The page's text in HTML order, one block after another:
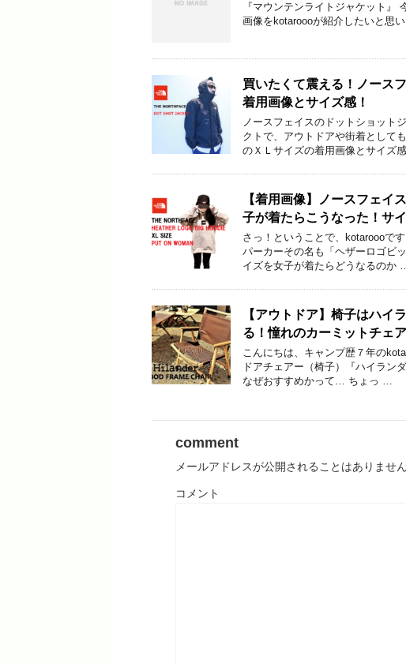
『マウンテンライトジャケット』
画像をkotaroooが紹介したいと思
買いたくて震える！ノース
着用画像とサイズ感！
ノースフェイスのドットショット
クトで、アウトドアや街着として
のＸＬサイズの着用画像とサイズ
【着用画像】ノースフェ
子が着たらこうなった！サイ
さっ！ということで、kotaroooで
パーカーその名も「ヘザーロゴビ
イズを女子が着たらどうなるのか
【アウトドア】椅子はハイ
る！憧れのカーミットチェ
こんにちは、キャンプ歴７年の
ドアチェアー（椅子）『ハイラン
なぜおすすめかって… ちょっ …
comment
メールアドレスが公開されることはありません
コメント